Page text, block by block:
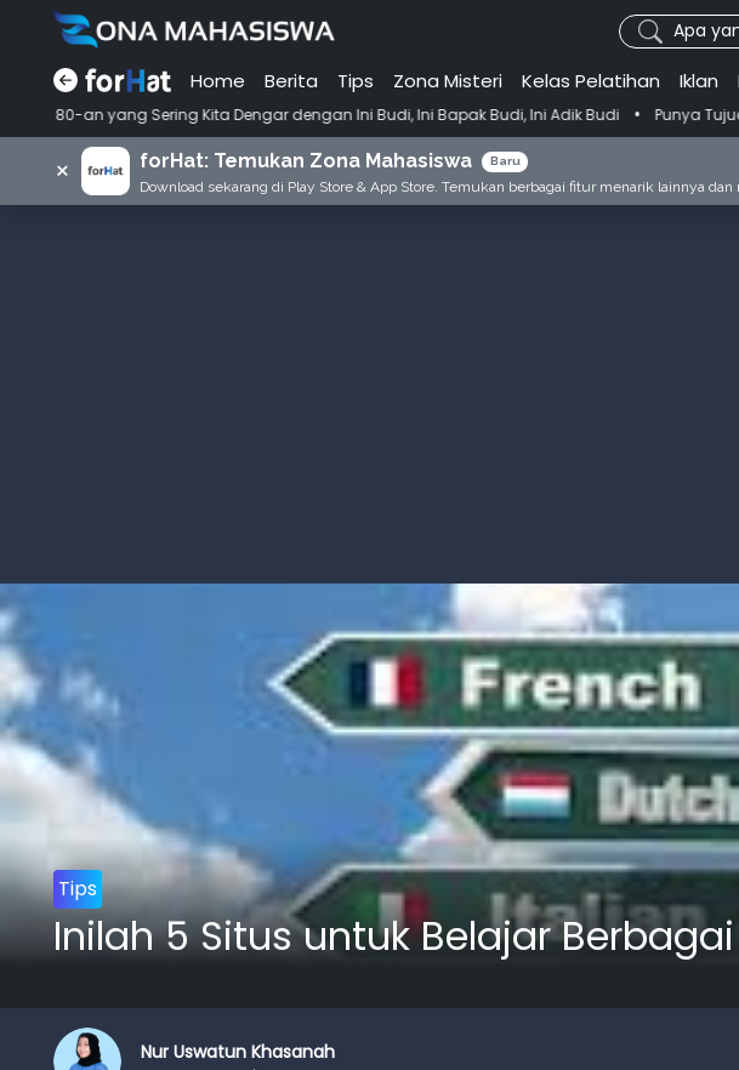
Apa
Home Berita Tips Zona Misteri Kelas Pelatihan Iklan
Sering Kita Dengar dengan Ini Budi, Ini Bapak Budi, Ini Adik Budi • Punya Tujuan Dekatkan
× forHat: Temukan Zona Mahasiswa Baru
Download sekarang di Play Store & App Store. Temukan berbagai fitur menarik lainnya
Tips
Inilah 5 Situs untuk Belajar
Nur Uswatun Khasanah